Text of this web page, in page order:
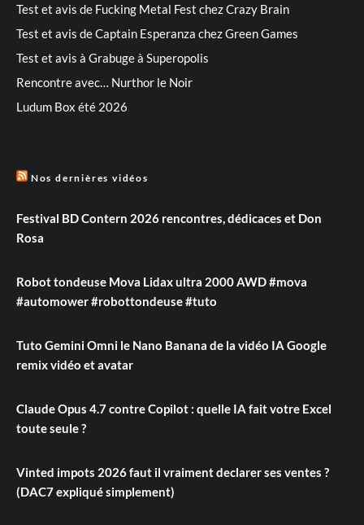
Test et avis de Fucking Metal Fest chez Crazy Brain
Test et avis de Captain Esperanza chez Green Games
Test et avis à Grabuge à Superopolis
Rencontre avec… Nurthor le Noir
Ludum Box été 2026
Nos dernières vidéos
Festival BD Contern 2026 rencontres, dédicaces et Don
Rosa
Robot tondeuse Mova Lidax ultra 2000 AWD #mova
#automower #robottondeuse #tuto
Tuto Gemini Omni le Nano Banana de la vidéo IA Google
remix vidéo et avatar
Claude Opus 4.7 contre Copilot : quelle IA fait votre Excel
toute seule ?
Vinted impots 2026 faut il vraiment declarer ses ventes ?
(DAC7 expliqué simplement)